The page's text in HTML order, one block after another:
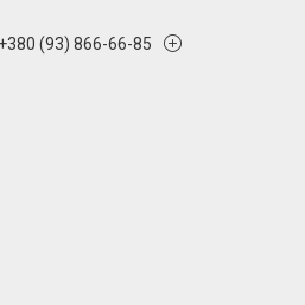
+380 (93) 866-66-85